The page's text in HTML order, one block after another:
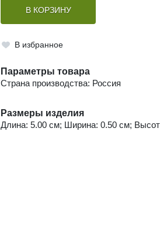
В КОРЗИНУ
В избранное
Параметры товара
Страна производства: Россия
Размеры изделия
Длина: 5.00 см; Ширина: 0.50 см;